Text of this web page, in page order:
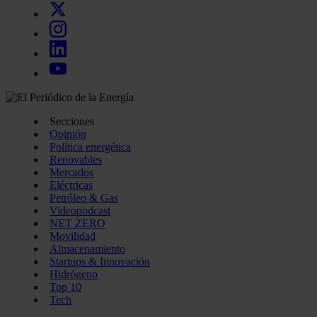
Secciones
Opinión
Política energética
Renovables
Mercados
Eléctricas
Petróleo & Gas
Videopodcast
NET ZERO
Movilidad
Almacenamiento
Startups & Innovación
Hidrógeno
Top 10
Tech